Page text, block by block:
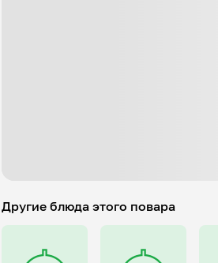
Другие блюда этого повара